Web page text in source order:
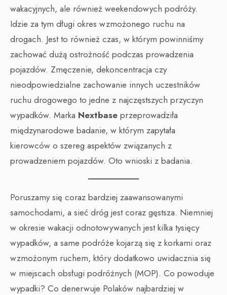
wakacyjnych, ale również weekendowych podróży.
Idzie za tym długi okres wzmożonego ruchu na
drogach. Jest to również czas, w którym powinniśmy
zachować dużą ostrożność podczas prowadzenia
pojazdów. Zmęczenie, dekoncentracja czy
nieodpowiedzialne zachowanie innych uczestników
ruchu drogowego to jedne z najczęstszych przyczyn
wypadków. Marka Nextbase przeprowadziła
międzynarodowe badanie, w którym zapytała
kierowców o szereg aspektów związanych z
prowadzeniem pojazdów. Oto wnioski z badania.
Poruszamy się coraz bardziej zaawansowanymi
samochodami, a sieć dróg jest coraz gęstsza. Niemniej
w okresie wakacji odnotowywanych jest kilka tysięcy
wypadków, a same podróże kojarzą się z korkami oraz
wzmożonym ruchem, który dodatkowo uwidacznia się
w miejscach obsługi podróżnych (MOP). Co powoduje
wypadki? Co denerwuje Polaków najbardziej w